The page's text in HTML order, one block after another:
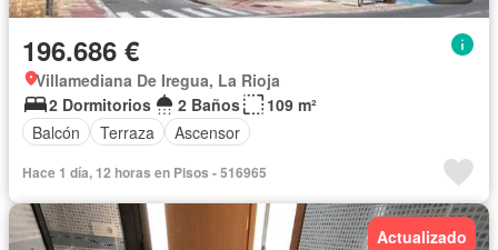
196.686 €
Villamediana De Iregua, La Rioja
2 Dormitorios
2 Baños
109 m²
Balcón
Terraza Ascensor
Hace 1 día, 12 horas en Pisos - 516965
Actualizado